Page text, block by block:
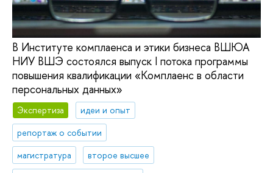
В Институте комплаенса и этики бизнеса ВШЮА
НИУ ВШЭ состоялся выпуск I потока программы
повышения квалификации «Комплаенс в области
персональных данных»
Экспертиза
идеи и опыт
репортаж о событии
магистратура
второе высшее